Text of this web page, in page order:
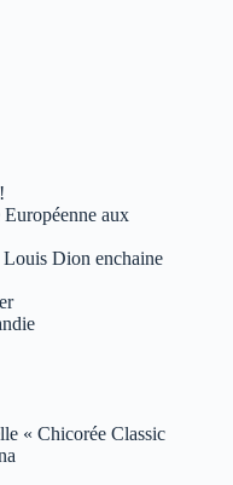
aux
Dion enchaine
« Chicorée Classic